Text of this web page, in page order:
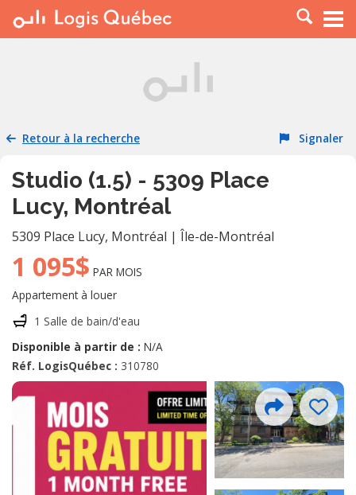
À LOUER
PLACER UNE ANNONCE
RESSOURCES
Retour à la recherche Signaler
Studio (1.5) - 5309 Place
Lucy, Montréal
5309 Place Lucy, Montréal | Île-de-Montréal
1 095$ PAR MOIS
Appartement à louer
1 Salle de bain/d'eau
Disponible à partir de : N/A
Réf. LogisQuébec : 310780